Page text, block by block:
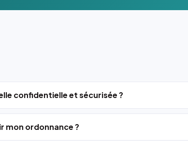
confidentielle et sécurisée ?
mon ordonnance ?